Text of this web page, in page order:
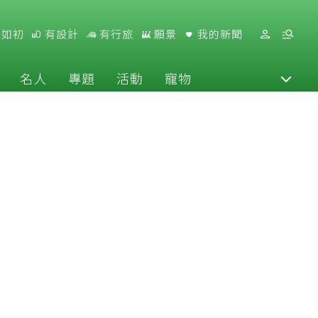
初 有設計 有行旅 願景 我的新聞
名人 專題 活動 寵物